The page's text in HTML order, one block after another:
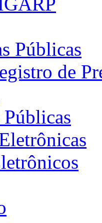
Públicas
de